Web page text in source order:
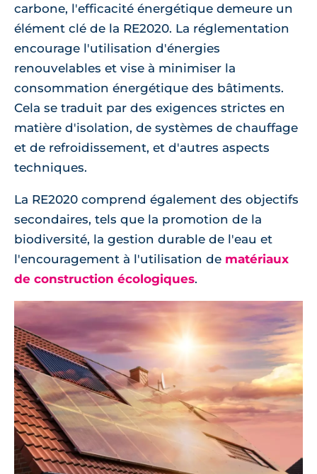
carbone, l'efficacité énergétique demeure un
élément clé de la RE2020. La réglementation
encourage l'utilisation d'énergies
renouvelables et vise à minimiser la
consommation énergétique des bâtiments.
Cela se traduit par des exigences strictes en
matière d'isolation, de systèmes de chauffage
et de refroidissement, et d'autres aspects
techniques.
La RE2020 comprend également des objectifs
secondaires, tels que la promotion de la
biodiversité, la gestion durable de l'eau et
l'encouragement à l'utilisation de matériaux
de construction écologiques.